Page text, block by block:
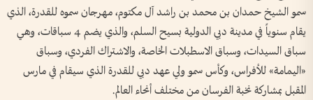
سمو الشيخ حمدان بن محمد بن راشد آل مكتوم، مهرجان سموه للقدرة، الذي
يقام سنوياً في مدينة دبي الدولية بسيح السلم، والذي يضم 4 سباقات، وهي
سباق السيدات، وسباق الاسطبلات الخاصة، والاشتراك الفردي، وسباق
«اليمامة» للأفراس، وكأس سمو ولي عهد دبي للقدرة الذي سيقام في مارس
المقبل بمشاركة نخبة الفرسان من مختلف أنحاء العالم.